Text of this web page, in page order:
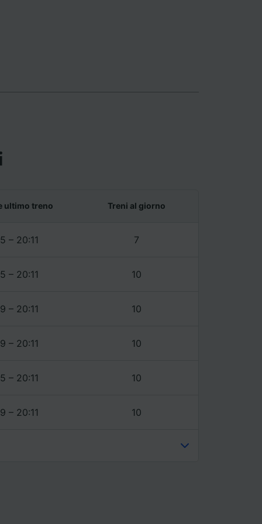
ultimo treno Treni al giorno
– 20:11 7
– 20:11 10
– 20:11 10
– 20:11 10
– 20:11 10
– 20:11 10